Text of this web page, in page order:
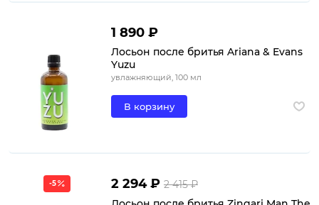
1 890 ₽
Лосьон после бритья Ariana & Evans
Yuzu
увлажняющий, 100 мл
В корзину
-5 2 294 ₽ 2 415 ₽